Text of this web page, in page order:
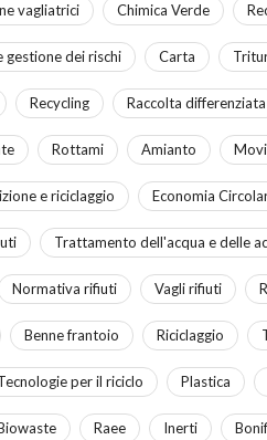
vagliatrici Chimica Verde
gestione dei rischi Carta
Recycling Raccolta differenziata
Rottami Amianto
e riciclaggio Economia
Trattamento dell'acqua e delle
Normativa rifiuti Vagli rifiuti
Benne frantoio Riciclaggio
per il riciclo Plastica
Raee Inerti